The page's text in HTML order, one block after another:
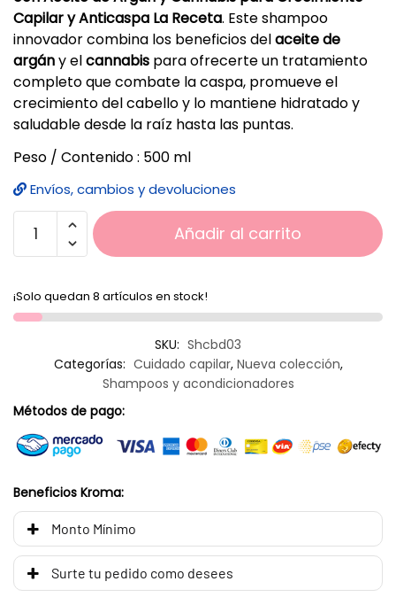
Capilar y Anticaspa La Receta. Este shampoo
innovador combina los beneficios delaceite de
argány elcannabis para ofrecerte un tratamiento
completo que combate la caspa, promueve el
crecimiento del cabello y lo mantiene hidratado y
saludable desde la raíz hasta las puntas.
Peso / Contenido : 500 ml
Envíos, cambios y devoluciones
Añadir al carrito
¡Solo quedan 8 artículos en stock!
SKU: Shcbd03
Categorías: Cuidado capilar, Nueva colección,
Shampoos y acondicionadores
Métodos de pago:
Beneficios Kroma:
Monto Mínimo
Surte tu pedido como desees